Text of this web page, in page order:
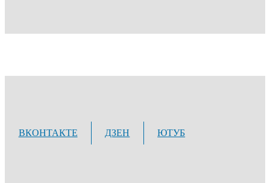
ВКОНТАКТЕ ДЗЕН ЮТУБ